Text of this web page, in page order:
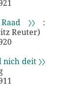
〉〉 :
Reuter)
deit 〉〉